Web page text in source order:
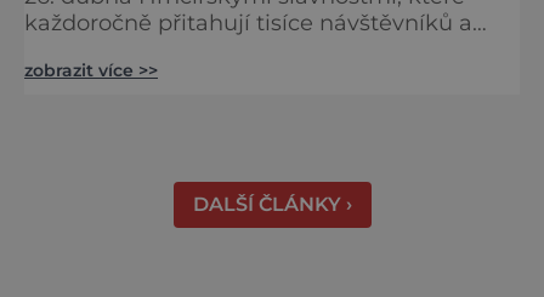
každoročně přitahují tisíce návštěvníků a
Středočeském kraji. Areál renesančního
zábavný program pro celou rodinu. Otevřeno
bude také v blízkém interaktivním muz
zobrazit více >>
DALŠÍ ČLÁNKY ›